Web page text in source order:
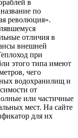
в
по
революция».
отличия в
внешней
при
этого типа имеют
чего
водохранилищ и
от
или частичные
мест. На сайте
для их